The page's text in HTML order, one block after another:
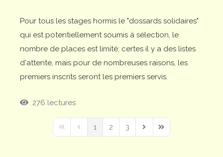
Pour tous les stages hormis le "dossards solidaires"
qui est potentiellement soumis à sélection, le
nombre de places est limité; certes il y a des listes
d'attente, mais pour de nombreuses raisons, les
premiers inscrits seront les premiers servis.
276 lectures
First PagePrevious Page
1 2 3
Next PageLast Page